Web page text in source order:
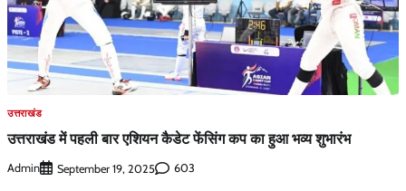
उत्तराखंड
उत्तराखंड में पहली बार एशियन कैडेट फेंसिंग कप का हुआ भव्य शुभारंभ
Admin September 19, 2025 603